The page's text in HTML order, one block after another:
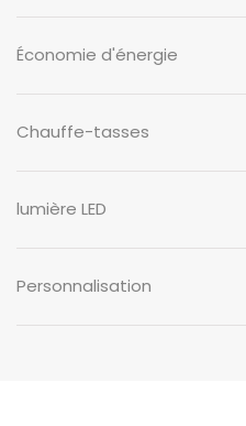
Économie d'énergie
Chauffe-tasses
lumière LED
Personnalisation